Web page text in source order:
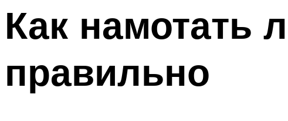
Как намотать
правильно